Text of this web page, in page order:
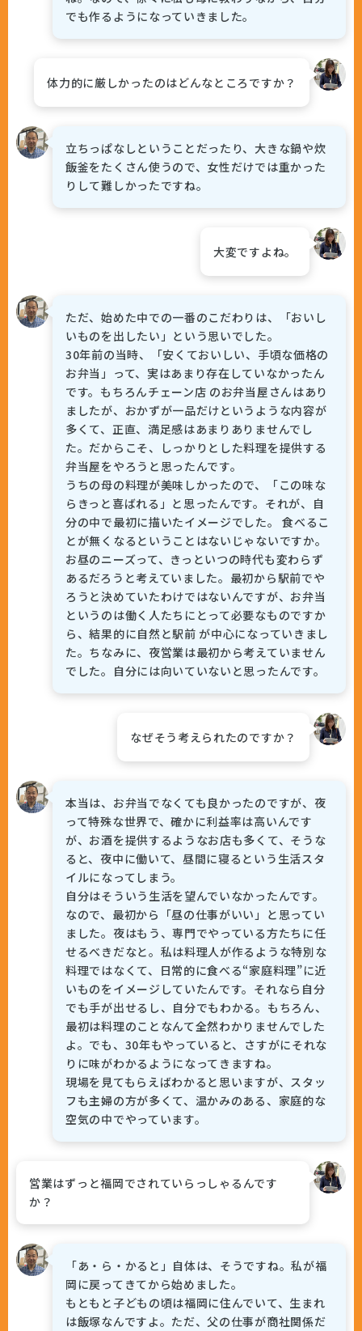
でも作るようになっていきました。
体力的に厳しかったのはどんなところですか？
立ちっぱなしということだったり、大きな鍋や炊
飯釜をたくさん使うので、女性だけでは重かった
りして難しかったですね。
大変ですよね。
ただ、始めた中での一番のこだわりは、「おいし
いものを出したい」という思いでした。
30年前の当時、「安くておいしい、手頃な価格の
お弁当」って、実はあまり存在していなかったん
です。もちろんチェーン店 のお弁当屋さんはあり
ましたが、おかずが一品だけというような内容が
多くて、正直、満足感はあまりありませんでし
た。だからこそ、しっかりとした料理を提供する
弁当屋をやろうと思ったんです。
うちの母の料理が美味しかったので、「この味な
らきっと喜ばれる」と思ったんです。それが、自
分の中で最初に描いたイメージでした。 食べるこ
とが無くなるということはないじゃないですか。
お昼のニーズって、きっといつの時代も変わらず
あるだろうと考えていました。最初から駅前でや
ろうと決めていたわけではないんですが、お弁当
というのは働く人たちにとって必要なものですか
ら、結果的に自然と駅前 が中心になっていきまし
た。ちなみに、夜営業は最初から考えていません
でした。自分には向いていないと思ったんです。
なぜそう考えられたのですか？
本当は、お弁当でなくても良かったのですが、夜
って特殊な世界で、確かに利益率は高いんです
が、お酒を提供するようなお店も多くて、そうな
ると、夜中に働いて、昼間に寝るという生活スタ
イルになってしまう。
自分はそういう生活を望んでいなかったんです。
なので、最初から「昼の仕事がいい」と思ってい
ました。夜はもう、専門でやっている方たちに任
せるべきだなと。私は料理人が作るような特別な
料理ではなくて、日常的に食べる“家庭料理”に近
いものをイメージしていたんです。それなら自分
でも手が出せるし、自分でもわかる。もちろん、
最初は料理のことなんて全然わかりませんでした
よ。でも、30年もやっていると、さすがにそれな
りに味がわかるようになってきますね。
現場を見てもらえばわかると思いますが、スタッ
フも主婦の方が多くて、温かみのある、家庭的な
空気の中でやっています。
営業はずっと福岡でされていらっしゃるんです
か？
「あ・ら・かると」自体は、そうですね。私が福
岡に戻ってきてから始めました。
もともと子どもの頃は福岡に住んでいて、生まれ
は飯塚なんですよ。ただ、父の仕事が商社関係だ